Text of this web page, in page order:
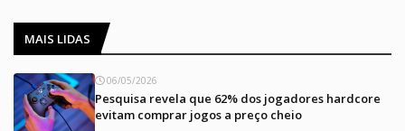
MAIS LIDAS
06/05/2026
Pesquisa revela que 62% dos jogadores hardcore
evitam comprar jogos a preço cheio